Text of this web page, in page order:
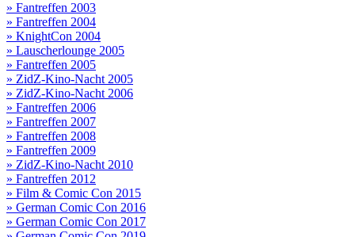
» Fantreffen 2003
» Fantreffen 2004
» KnightCon 2004
» Lauscherlounge 2005
» Fantreffen 2005
» ZidZ-Kino-Nacht 2005
» ZidZ-Kino-Nacht 2006
» Fantreffen 2006
» Fantreffen 2007
» Fantreffen 2008
» Fantreffen 2009
» ZidZ-Kino-Nacht 2010
» Fantreffen 2012
» Film & Comic Con 2015
» German Comic Con 2016
» German Comic Con 2017